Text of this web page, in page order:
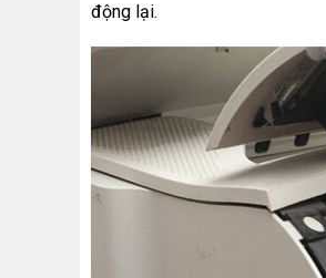
động lại.